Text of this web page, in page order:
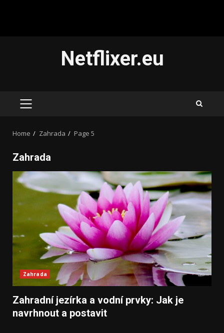
Netflixer.eu
PRIMARY
Home Zahrada Page 5
Zahrada
Zahrada
Zahradní jezírka a vodní prvky: Jak je
navrhnout a postavit